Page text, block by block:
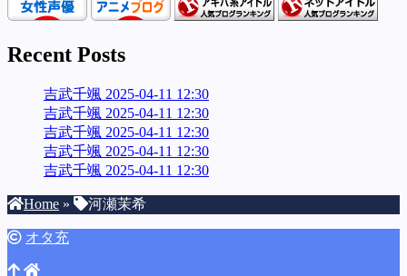
カ
ブ
Recent Posts
吉武千颯 2025-04-11 12:30
吉武千颯 2025-04-11 12:30
吉武千颯 2025-04-11 12:30
吉武千颯 2025-04-11 12:30
吉武千颯 2025-04-11 12:30
Home » 河瀬茉希
オタ充